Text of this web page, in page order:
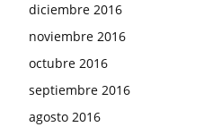
diciembre 2016
noviembre 2016
octubre 2016
septiembre 2016
agosto 2016